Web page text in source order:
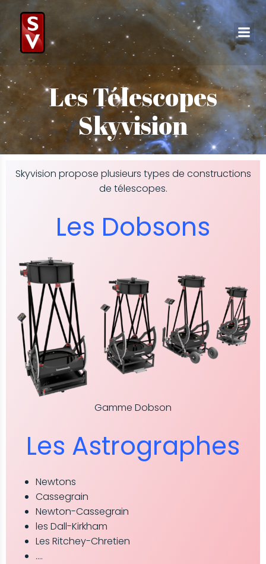
Les Télescopes
Skyvision
Skyvision propose plusieurs types de constructions
de télescopes.
Les Dobsons
Gamme Dobson
Les Astrographes
Newtons
Cassegrain
Newton-Cassegrain
les Dall-Kirkham
Les Ritchey-Chretien
….